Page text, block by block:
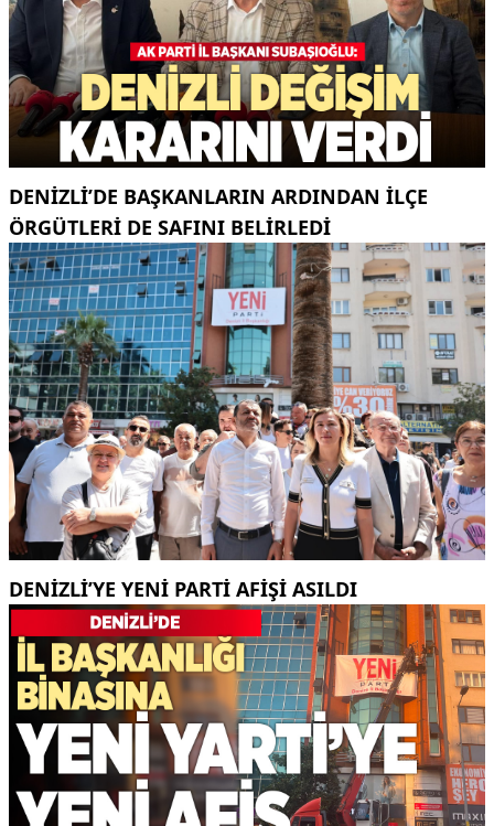
DENIZLI’DE BAŞKANLARIN ARDINDAN ILÇE
ÖRGÜTLERI DE SAFINI BELIRLEDI
DENIZLI’YE YENI PARTI AFIŞI ASILDI